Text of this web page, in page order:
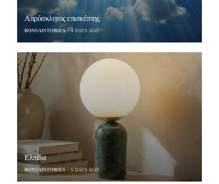
Απρόσκλητος επισκέπτης
BONSAISTORIES 4 DAYS AGO
Ελπίδα
BONSAISTORIES 5 DAYS AGO